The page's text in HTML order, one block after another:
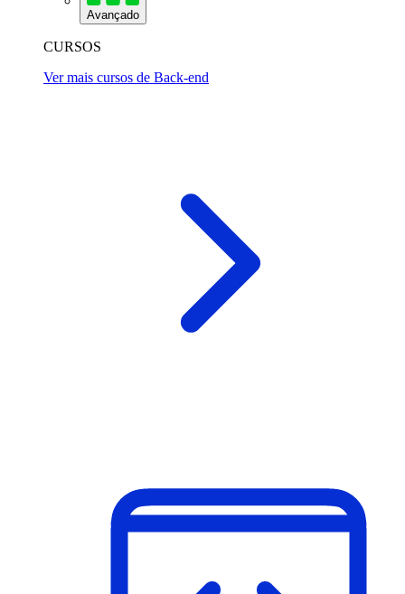
Avançado
CURSOS
Ver mais cursos de Back-end